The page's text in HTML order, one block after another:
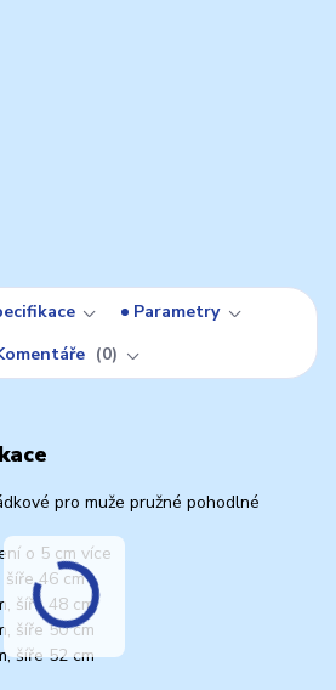
Parametry
0
pro muže pružné pohodlné
o 5 cm více
šíře 46 cm
šíře 48 cm
šíře 50 cm
šíře 52 cm